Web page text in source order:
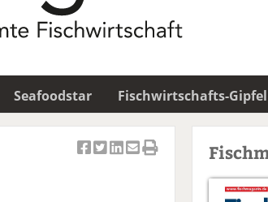
Seafoodstar Fischwirtschafts-Gipfel